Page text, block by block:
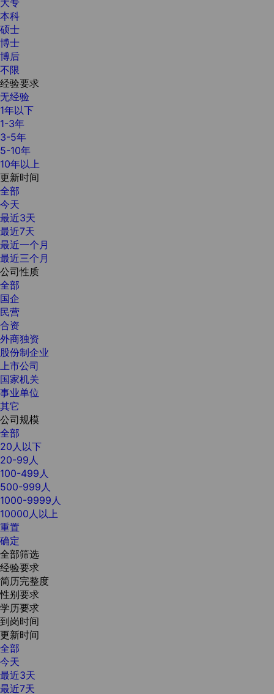
本科
硕士
博士
博后
不限
经验要求
无经验
1年以下
1-3年
3-5年
5-10年
10年以上
更新时间
全部
今天
最近3天
最近7天
最近一个月
最近三个月
公司性质
全部
国企
民营
合资
外商独资
股份制企业
上市公司
国家机关
事业单位
其它
公司规模
全部
20人以下
20-99人
100-499人
500-999人
1000-9999人
10000人以上
重置
确定
全部筛选
经验要求
简历完整度
性别要求
学历要求
到岗时间
更新时间
全部
今天
最近3天
最近7天